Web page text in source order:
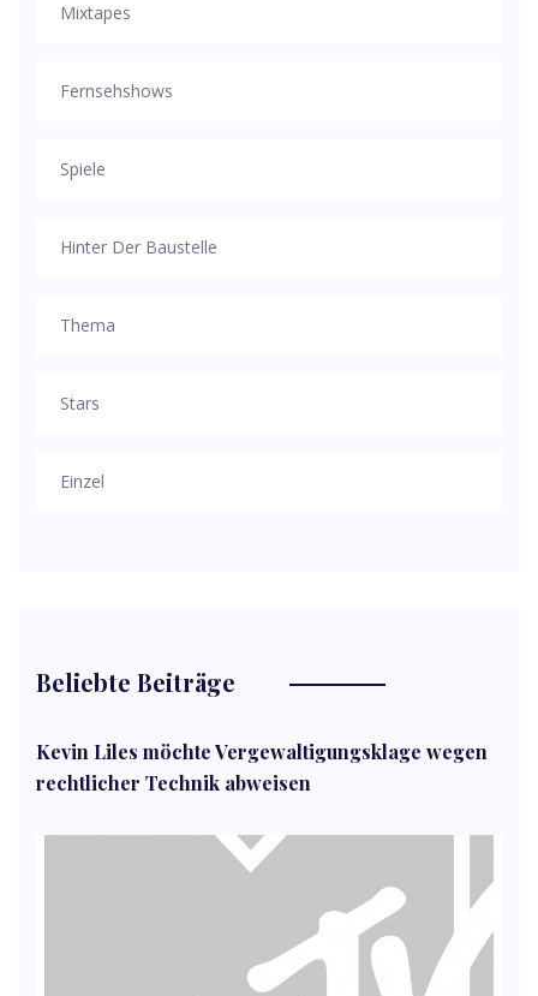
Mixtapes
Fernsehshows
Spiele
Hinter Der Baustelle
Thema
Stars
Einzel
Beliebte Beiträge
Kevin Liles möchte Vergewaltigungsklage wegen
rechtlicher Technik abweisen